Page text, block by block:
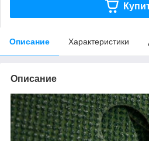
Описание Характеристики
Описание